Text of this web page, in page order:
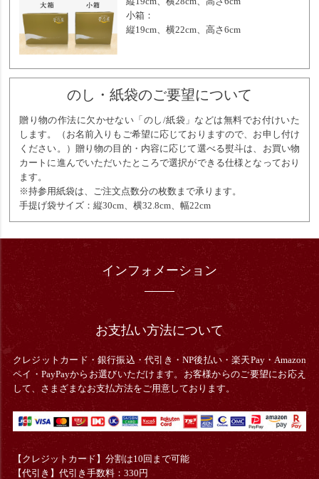
小箱：
縦19cm、横22cm、高さ6cm
のし・紙袋のご要望について
贈り物の作法に欠かせない「のし/紙袋」などは無料でお付けいた
します。（お名前入りもご希望に応じておりますので、お申し付け
ください。）贈り物の目的・内容に応じて選べる熨斗は、お買い物
カートに進んでいただいたところで選択ができる仕様となっており
ます。
※持参用紙袋は、ご注文点数分の枚数まで承ります。
手提げ袋サイズ：縦30cm、横32.8cm、幅22cm
インフォメーション
お支払い方法について
クレジットカード・銀行振込・代引き・NP後払い・楽天Pay・Amazon
ペイ・PayPayからお選びいただけます。お客様からのご要望にお応え
して、さまざまなお支払方法をご用意しております。
【クレジットカード】分割は10回まで可能
【代引き】代引き手数料：330円